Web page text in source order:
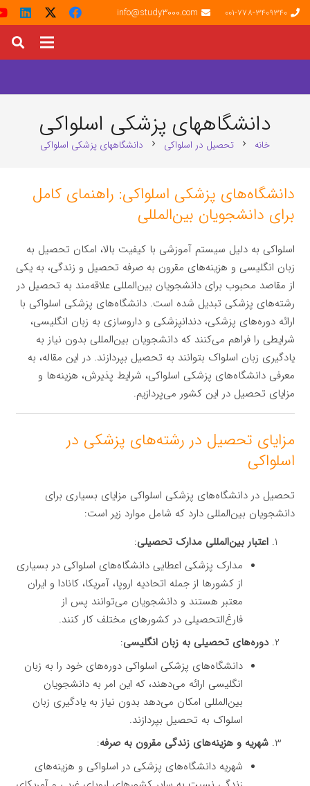
001-778-3409340
info@study3000.com
دانشگاههای پزشکی اسلواکی
خانه chevron_right تحصیل در اسلواکی chevron_right دانشگاههای پزشکی اسلواکی
دانشگاه‌های پزشکی اسلواکی: راهنمای کامل
برای دانشجویان بین‌المللی
اسلواکی به دلیل سیستم آموزشی با کیفیت بالا، امکان تحصیل به
زبان انگلیسی و هزینه‌های مقرون به صرفه تحصیل و زندگی، به یکی
از مقاصد محبوب برای دانشجویان بین‌المللی علاقه‌مند به تحصیل در
رشته‌های پزشکی تبدیل شده است. دانشگاه‌های پزشکی اسلواکی با
ارائه دوره‌های پزشکی، دندانپزشکی و داروسازی به زبان انگلیسی،
شرایطی را فراهم می‌کنند که دانشجویان بین‌المللی بدون نیاز به
یادگیری زبان اسلواک بتوانند به تحصیل بپردازند. در این مقاله، به
معرفی دانشگاه‌های پزشکی اسلواکی، شرایط پذیرش، هزینه‌ها و
مزایای تحصیل در این کشور می‌پردازیم.
مزایای تحصیل در رشته‌های پزشکی در
اسلواکی
تحصیل در دانشگاه‌های پزشکی اسلواکی مزایای بسیاری برای
دانشجویان بین‌المللی دارد که شامل موارد زیر است:
اعتبار بین‌المللی مدارک تحصیلی:
مدارک پزشکی اعطایی دانشگاه‌های اسلواکی در بسیاری
از کشورها از جمله اتحادیه اروپا، آمریکا، کانادا و ایران
معتبر هستند و دانشجویان می‌توانند پس از
فارغ‌التحصیلی در کشورهای مختلف کار کنند.
دوره‌های تحصیلی به زبان انگلیسی:
دانشگاه‌های پزشکی اسلواکی دوره‌های خود را به زبان
انگلیسی ارائه می‌دهند، که این امر به دانشجویان
بین‌المللی امکان می‌دهد بدون نیاز به یادگیری زبان
اسلواک به تحصیل بپردازند.
شهریه و هزینه‌های زندگی مقرون به صرفه:
شهریه دانشگاه‌های پزشکی در اسلواکی و هزینه‌های